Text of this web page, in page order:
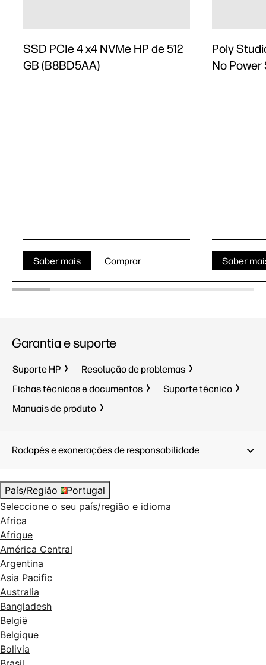
SSD PCIe 4 x4 NVMe HP de 512
GB (B8BD5AA)
Saber mais Comprar
Poly
No Power
Saber
Garantia e suporte
Suporte HP
Resolução de problemas
Fichas técnicas e documentos
Suporte técnico
Manuais de produto
Rodapés e exonerações de responsabilidade
País/Região
Portugal
Seleccione o seu país/região e idioma
Africa
Afrique
América Central
Argentina
Asia Pacific
Australia
Bangladesh
België
Belgique
Bolivia